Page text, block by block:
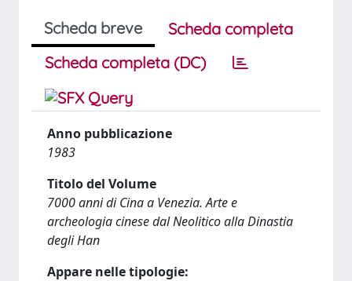
Scheda breve
Scheda completa
Scheda completa (DC)
Anno pubblicazione
1983
Titolo del Volume
7000 anni di Cina a Venezia. Arte e
archeologia cinese dal Neolitico alla Dinastia
degli Han
Appare nelle tipologie: